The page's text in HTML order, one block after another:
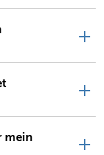
mein